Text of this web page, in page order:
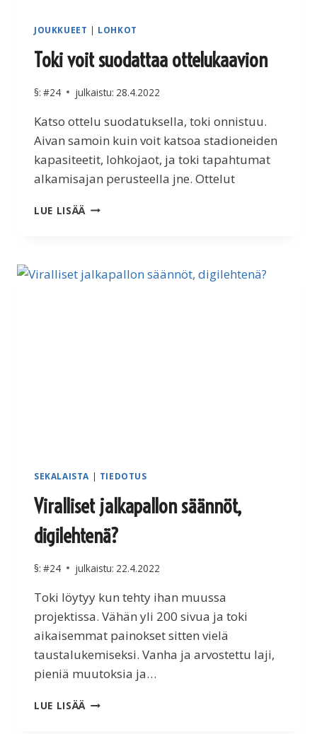
JOUKKUEET | LOHKOT
Toki voit suodattaa ottelukaavion
§: #24 julkaistu: 28.4.2022
Katso ottelu suodatuksella, toki onnistuu.
Aivan samoin kuin voit katsoa stadioneiden
kapasiteetit, lohkojaot, ja toki tapahtumat
alkamisajan perusteella jne. Ottelut
LUE LISÄÄ TOKI
SEKALAISTA | TIEDOTUS
Viralliset jalkapallon säännöt,
digilehtenä?
§: #24 julkaistu: 22.4.2022
Toki löytyy kun tehty ihan muussa
projektissa. Vähän yli 200 sivua ja toki
aikaisemmat painokset sitten vielä
taustalukemiseksi. Vanha ja arvostettu laji,
pieniä muutoksia ja…
LUE LISÄÄ VIRALLISET